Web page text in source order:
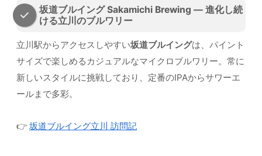
坂道ブルイング Sakamichi Brewing — 進化し続
ける立川のブルワリー
立川駅からアクセスしやすい坂道ブルイングは、パイント
サイズで楽しめるカジュアルなマイクロブルワリー。常に
新しいスタイルに挑戦しており、定番のIPAからサワーエ
ールまで多彩。
👉 坂道ブルイング立川 訪問記